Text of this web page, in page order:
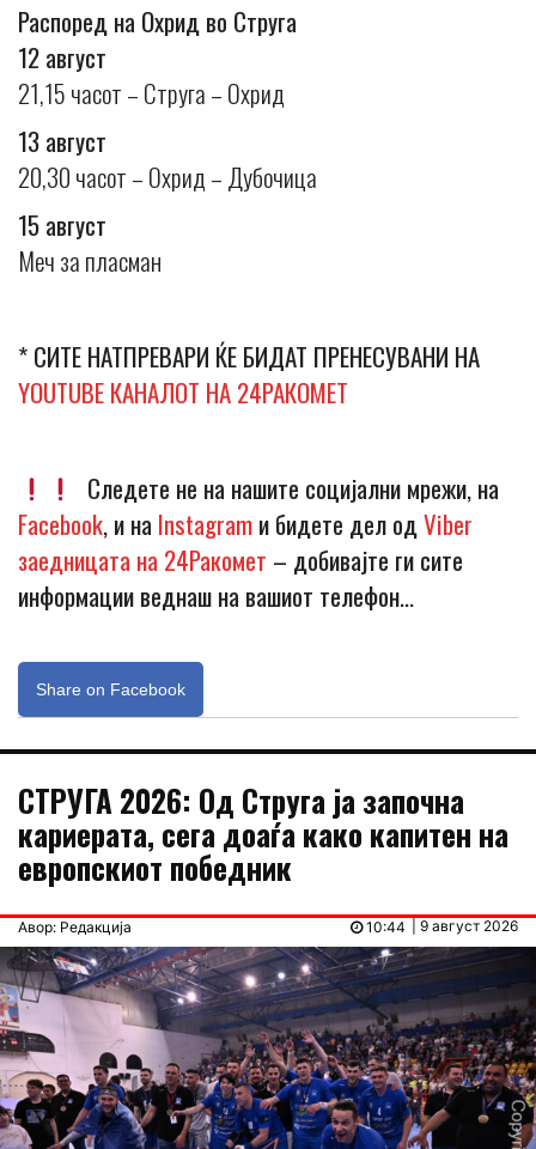
Распоред на Охрид во Струга
12 август
21,15 часот – Струга – Охрид
13 август
20,30 часот – Охрид – Дубочица
15 август
Меч за пласман
* СИТЕ НАТПРЕВАРИ ЌЕ БИДАТ ПРЕНЕСУВАНИ НА
YOUTUBE КАНАЛОТ НА 24РАКОМЕТ
Следете не на нашите социјални мрежи, на
Facebook, и на Instagramи бидете дел одViber
заедницата на 24Ракомет – добивајте ги сите
информации веднаш на вашиот телефон…
Share on Facebook
СТРУГА 2026: Од Струга ја започна
кариерата, сега доаѓа како капитен на
европскиот победник
Авор: Редакција | 9 август 2026
10:44